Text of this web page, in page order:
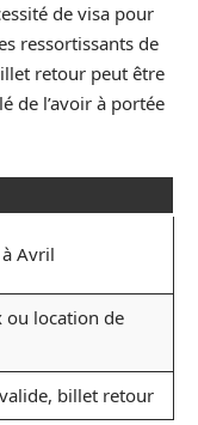
de visa pour
ressortissants de
retour peut être
de l’avoir à portée
Avril
ou location de
billet retour